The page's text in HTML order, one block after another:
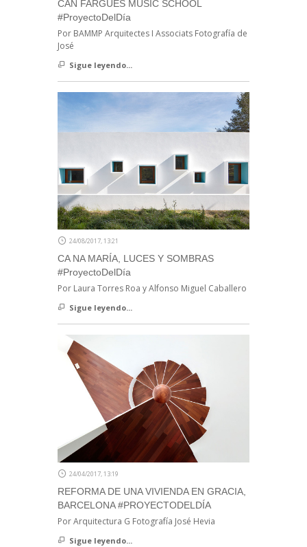
CAN FARGUES MUSIC SCHOOL
#ProyectoDelDía
Por BAMMP Arquitectes I Associats Fotografía de
José
Sigue leyendo...
24/08/2017, 13:21
CA NA MARÍA, LUCES Y SOMBRAS
#ProyectoDelDía
Por Laura Torres Roa y Alfonso Miguel Caballero
Sigue leyendo...
24/04/2017, 13:19
REFORMA DE UNA VIVIENDA EN GRACIA,
BARCELONA #PROYECTODELDÍA
Por Arquitectura G Fotografía José Hevia
Sigue leyendo...